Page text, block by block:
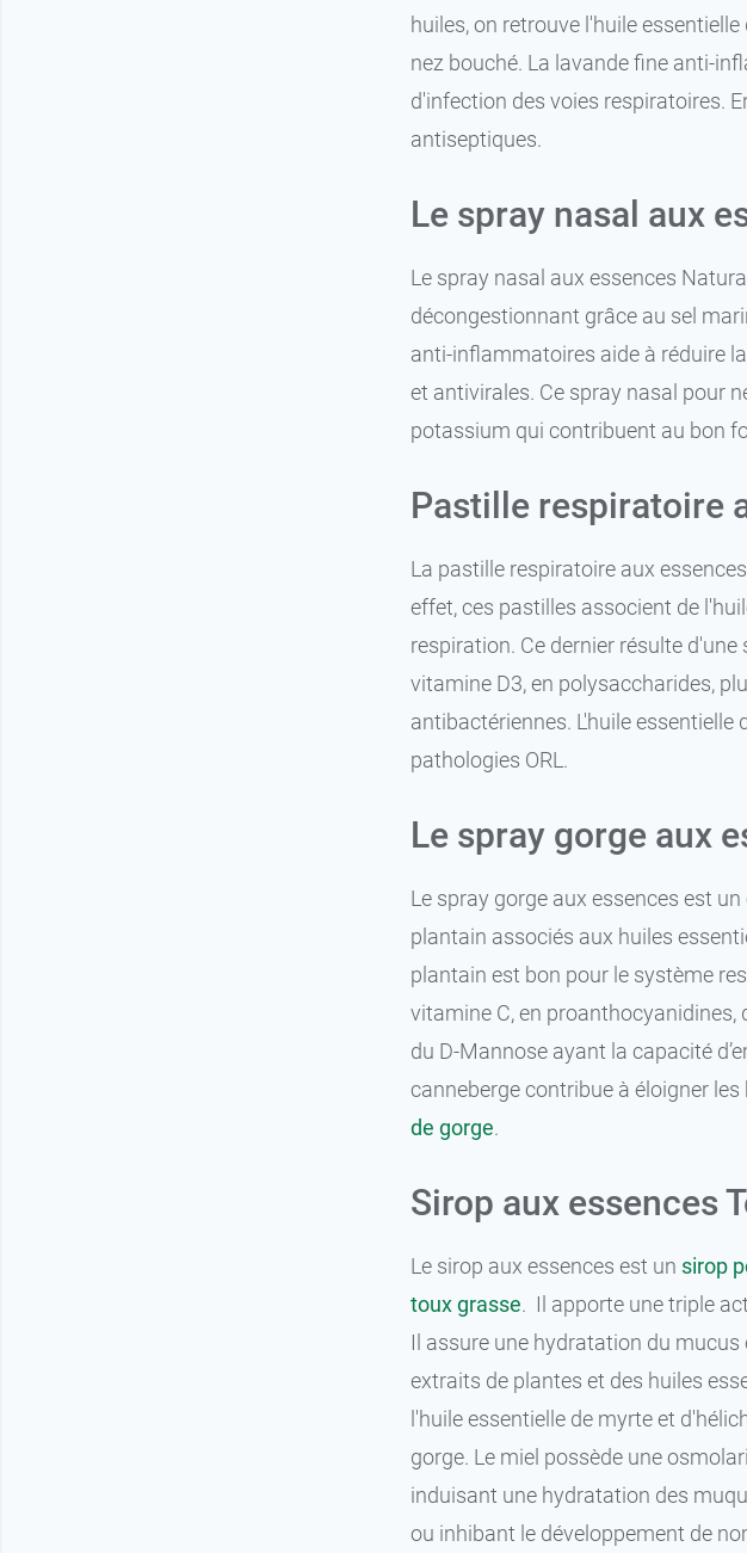
huiles, on retrouve l'huile
nez bouché. La lavande fine anti-
d'infection des voies respiratoires.
antiseptiques.
Le spray nasal aux
Le spray nasal aux essences
décongestionnant grâce au sel
anti-inflammatoires aide à réduire
et antivirales. Ce spray nasal pour
potassium qui contribuent au bon
Pastille respiratoire
La pastille respiratoire aux
effet, ces pastilles associent de
respiration. Ce dernier résulte
vitamine D3, en polysaccharides,
antibactériennes. L'huile
pathologies ORL.
Le spray gorge aux
Le spray gorge aux essences est un
plantain associés aux huiles
plantain est bon pour le système
vitamine C, en
du D-Mannose ayant la capacité
canneberge contribue à éloigner
de gorge.
Sirop aux essences
Le sirop aux essences est un sirop
toux grasse. Il apporte une triple
Il assure une hydratation du
extraits de plantes et des huiles
l'huile essentielle de myrte et
gorge. Le miel possède une
induisant une hydratation des
ou inhibant le développement de